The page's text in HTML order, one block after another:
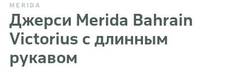
MERIDA
Джерси Merida Bahrain
Victorius с длинным
рукавом